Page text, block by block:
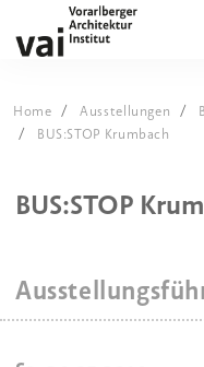
Home Ausstellungen
BUS:STOP Krumbach
BUS:STOP